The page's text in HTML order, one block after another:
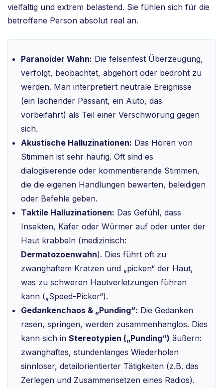
vielfältig und extrem belastend. Sie fühlen sich für die
betroffene Person absolut real an.
Paranoider Wahn: Die felsenfest Überzeugung,
verfolgt, beobachtet, abgehört oder bedroht zu
werden. Man interpretiert neutrale Ereignisse
(ein lachender Passant, ein Auto, das
vorbeifährt) als Teil einer Verschwörung gegen
sich.
Akustische Halluzinationen: Das Hören von
Stimmen ist sehr häufig. Oft sind es
dialogisierende oder kommentierende Stimmen,
die die eigenen Handlungen bewerten, beleidigen
oder Befehle geben.
Taktile Halluzinationen: Das Gefühl, dass
Insekten, Käfer oder Würmer auf oder unter der
Haut krabbeln (medizinisch:
Dermatozoenwahn). Dies führt oft zu
zwanghaftem Kratzen und „picken“ der Haut,
was zu schweren Hautverletzungen führen
kann („Speed-Picker“).
Gedankenchaos & „Punding“: Die Gedanken
rasen, springen, werden zusammenhanglos. Dies
kann sich in Stereotypien („Punding“) äußern:
zwanghaftes, stundenlanges Wiederholen
sinnloser, detailorientierter Tätigkeiten (z.B. das
Zerlegen und Zusammensetzen eines Radios).